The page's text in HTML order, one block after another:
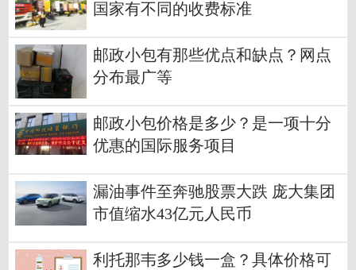
国家有不同的收费标准
邮政小包有那些优点和缺点？网点
分布最广等
邮政小包价格是多少？是一项十分
优惠的国际服务项目
漏油事件至奔驰股票大跌 庞大集团
市值缩水43亿元人民币
利托那韦多少钱一盒？具体价格可